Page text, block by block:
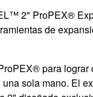
2" ProPEX®
de
para
sola mano. El